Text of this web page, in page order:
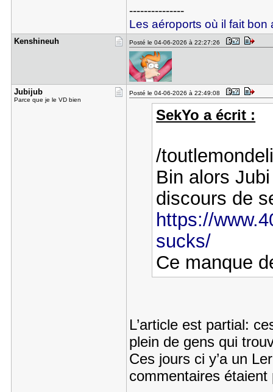
---------------
Les aéroports où il fait
Kenshineuh Posté le 04-06-2026 à 22:27:26
Jubijub
Parce que je le VD bien
Posté le 04-06-2026 à 22:49:08
SekYo a écrit :
/
Bin alors
discours de
https://
sucks/
Ce manque
L’article est partial:
plein de gens qui
Ces jours ci y’a un
commentaires